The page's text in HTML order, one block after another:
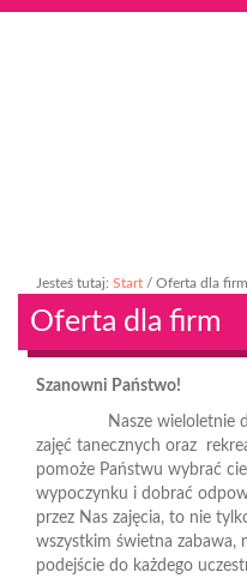
Jesteś tutaj: Start / Oferta dla firm
Oferta dla firm
Szanowni Państwo!
Nasze wieloletnie
zajęć tanecznych oraz
pomoże Państwu wybrać
wypoczynku i dobrać
przez Nas zajęcia, to nie
wszystkim świetna zabawa,
podejście do każdego